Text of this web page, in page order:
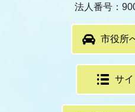
法人番号：
市役所
サ